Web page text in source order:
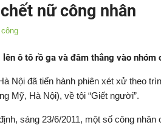
nữ công nhân
ô tô rồ ga và đâm thẳng vào
Nội đã tiến hành phiên xét xử theo
Mỹ, Hà Nội), về tội “Giết người”.
sáng 23/6/2011, một số công